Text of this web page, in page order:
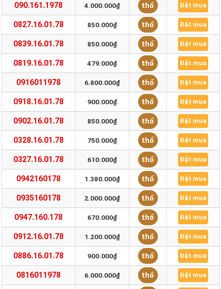
090.161.1978 4.000.000₫ thổ Đặt mua
0827.16.01.78 850.000₫ thổ Đặt mua
0839.16.01.78 850.000₫ thổ Đặt mua
0819.16.01.78 479.000₫ thổ Đặt mua
0916011978 6.800.000₫ thổ Đặt mua
0918.16.01.78 900.000₫ thổ Đặt mua
0902.16.01.78 850.000₫ thổ Đặt mua
0328.16.01.78 750.000₫ thổ Đặt mua
0327.16.01.78 610.000₫ thổ Đặt mua
0942160178 1.380.000₫ thổ Đặt mua
0935160178 2.000.000₫ thổ Đặt mua
0947.160.178 670.000₫ thổ Đặt mua
0912.16.01.78 1.200.000₫ thổ Đặt mua
0886.16.01.78 900.000₫ thổ Đặt mua
0816011978 6.000.000₫ thổ Đặt mua